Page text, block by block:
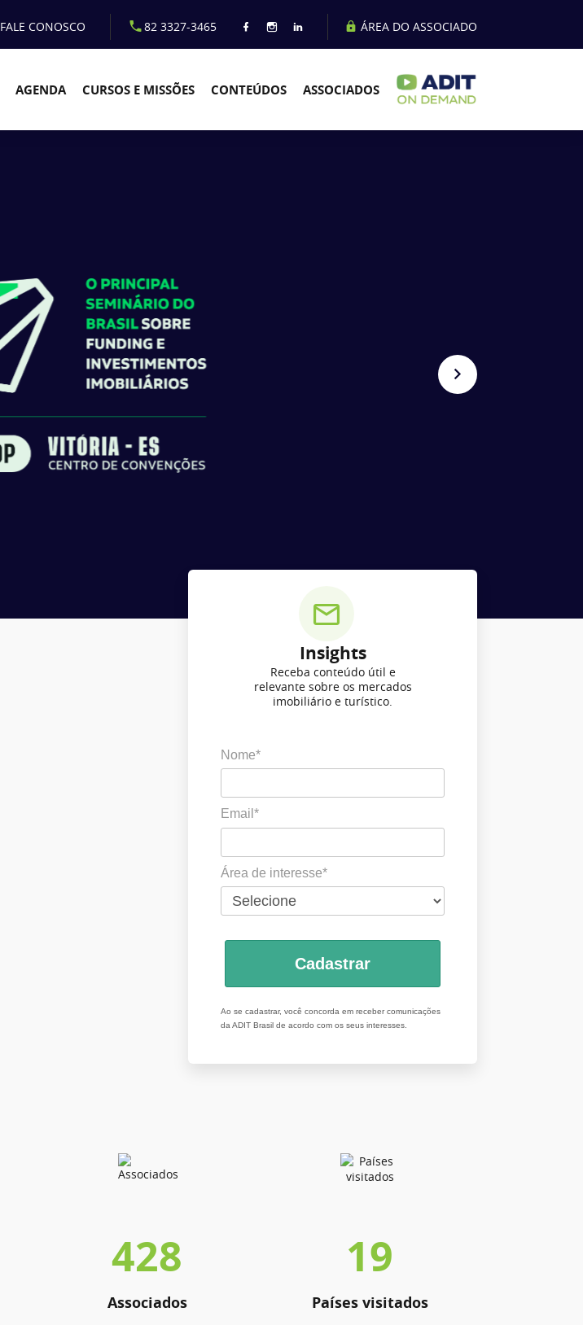
FALE CONOSCO 82 3327-3465 ÁREA DO ASSOCIADO
AGENDA CURSOS E MISSÕES CONTEÚDOS ASSOCIADOS
Insights
Receba conteúdo útil e
relevante sobre os mercados
imobiliário e turístico.
Nome*
Email*
Área de interesse*
Cadastrar
Ao se cadastrar, você concorda em receber comunicações
da ADIT Brasil de acordo com os seus interesses.
428
Associados
19
Países visitados